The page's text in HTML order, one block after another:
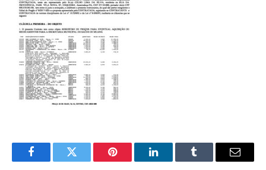
FacebookTwitter Pinterest LinkedInTumblr
E-